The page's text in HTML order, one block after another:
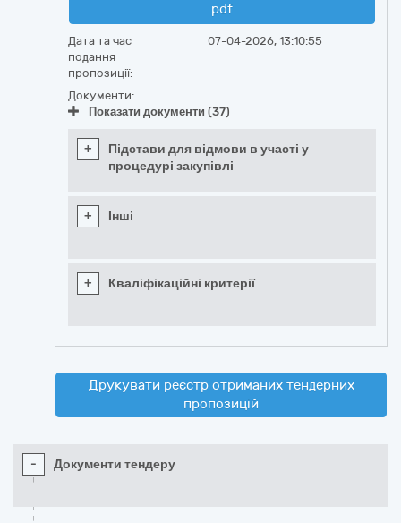
pdf
Дата та час
подання
пропозиції:
07-04-2026, 13:10:55
Документи:
Показати документи (37)
+
Підстави для відмови в участі у
процедурі закупівлі
+ Інші
+ Кваліфікаційні критерії
Друкувати реєстр отриманих тендерних
пропозицій
- Документи тендеру